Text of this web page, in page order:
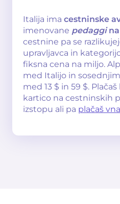
Italija ima cestninske
imenovane pedaggina
cestnine pa se
upravljavca in
fiksna cena na miljo.
med Italijo in
med 13 $ in 59 $.
kartico na cestninskih
izstopu ali pa plačaš